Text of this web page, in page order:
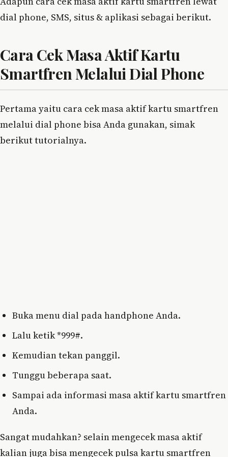
dial phone, SMS, situs & aplikasi sebagai berikut.
Cara Cek Masa Aktif Kartu
Smartfren Melalui Dial Phone
Pertama yaitu cara cek masa aktif kartu smartfren
melalui dial phone bisa Anda gunakan, simak
berikut tutorialnya.
Buka menu dial pada handphone Anda.
Lalu ketik *999#.
Kemudian tekan panggil.
Tunggu beberapa saat.
Sampai ada informasi masa aktif kartu smartfren
Anda.
Sangat mudahkan? selain mengecek masa aktif
kalian juga bisa mengecek pulsa kartu smartfren